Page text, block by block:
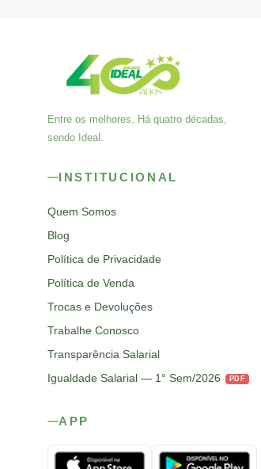
Entre os melhores. Há quatro décadas,
sendo Ideal.
INSTITUCIONAL
Quem Somos
Blog
Política de Privacidade
Política de Venda
Trocas e Devoluções
Trabalhe Conosco
Transparência Salarial
Igualdade Salarial — 1° Sem/2026
PDF
APP